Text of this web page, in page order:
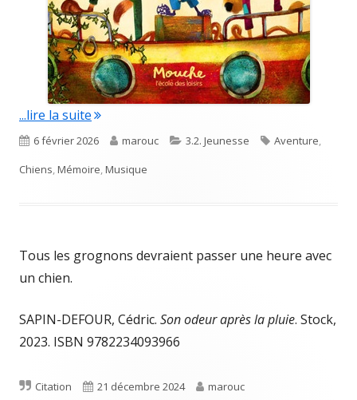
...lire la suite"Les wouf !"
Published
on
6 février 2026 Author
marouc Categories
3.2. Jeunesse Tags
Aventure,
Chiens,Mémoire,Musique
Tous les grognons devraient passer une heure avec
un chien.
SAPIN-DEFOUR, Cédric. Son odeur après la pluie. Stock,
2023. ISBN 9782234093966
Format
Citation
Published
21 décembre 2024 Author
marouc